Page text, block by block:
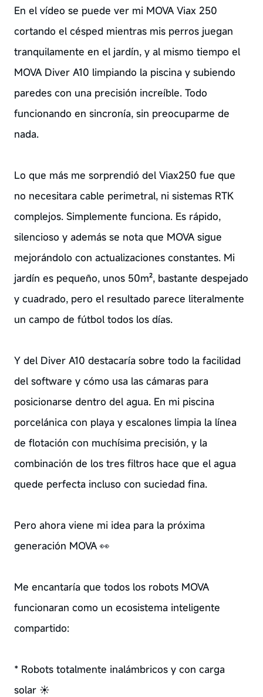
En el vídeo se puede ver mi MOVA Viax 250
cortando el césped mientras mis perros juegan
tranquilamente en el jardín, y al mismo tiempo el
MOVA Diver A10 limpiando la piscina y subiendo
paredes con una precisión increíble. Todo
funcionando en sincronía, sin preocuparme de
nada.
Lo que más me sorprendió del Viax250 fue que
no necesitara cable perimetral, ni sistemas RTK
complejos. Simplemente funciona. Es rápido,
silencioso y además se nota que MOVA sigue
mejorándolo con actualizaciones constantes. Mi
jardín es pequeño, unos 50m², bastante despejado
y cuadrado, pero el resultado parece literalmente
un campo de fútbol todos los días.
Y del Diver A10 destacaría sobre todo la facilidad
del software y cómo usa las cámaras para
posicionarse dentro del agua. En mi piscina
porcelánica con playa y escalones limpia la línea
de flotación con muchísima precisión, y la
combinación de los tres filtros hace que el agua
quede perfecta incluso con suciedad fina.
Pero ahora viene mi idea para la próxima
generación MOVA 👀
Me encantaría que todos los robots MOVA
funcionaran como un ecosistema inteligente
compartido:
* Robots totalmente inalámbricos y con carga
solar ☀️